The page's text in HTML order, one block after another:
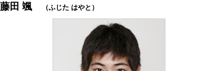
藤田 颯 （ふじた はやと）